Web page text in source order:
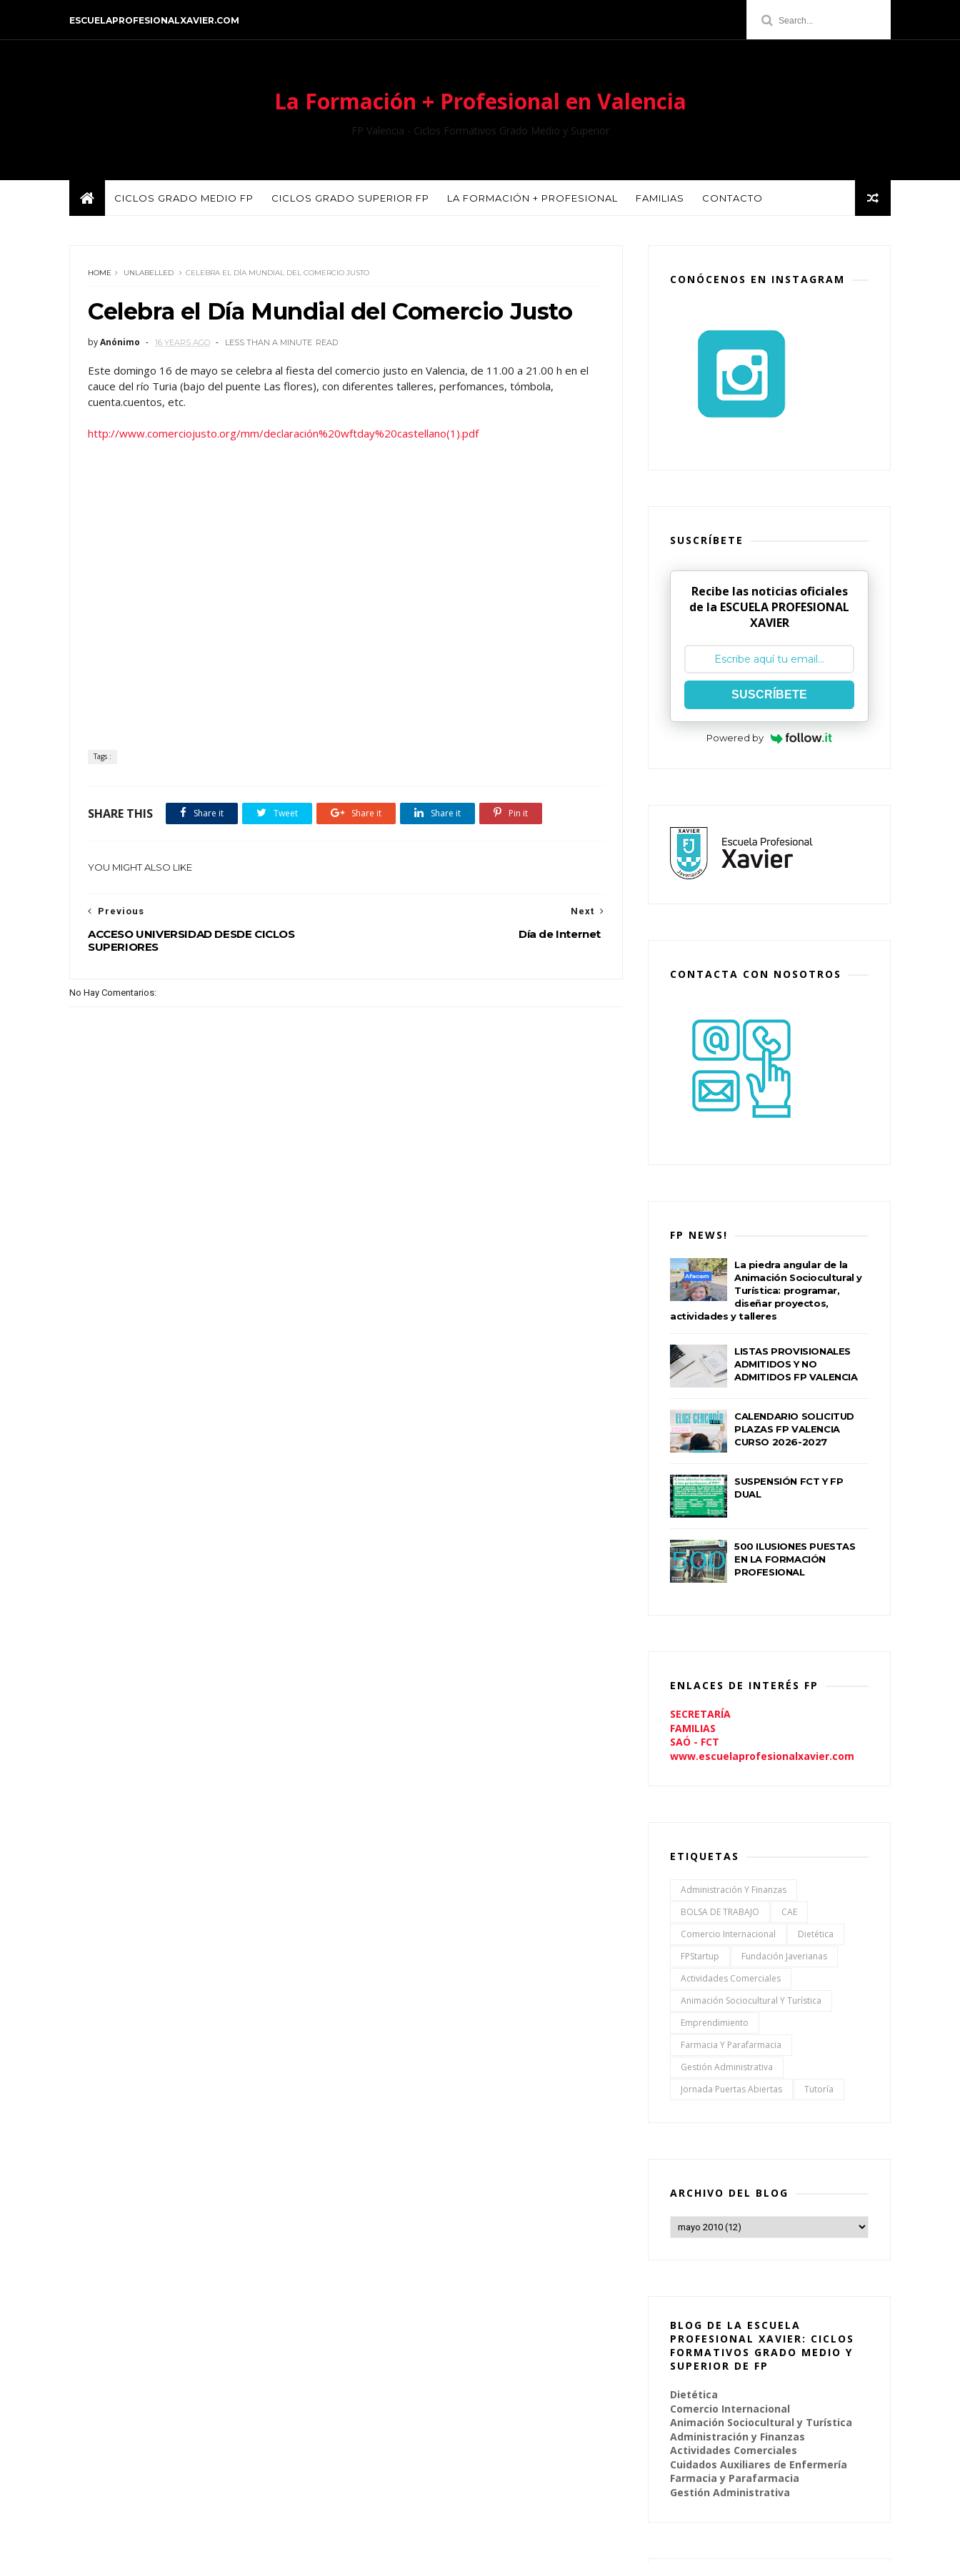
ESCUELAPROFESIONALXAVIER.COM
La Formación + Profesional en Valencia
FP Valencia - Ciclos Formativos Grado Medio y Superior
CICLOS GRADO MEDIO FP CICLOS GRADO SUPERIOR FP LA FORMACIÓN + PROFESIONAL FAMILIAS CONTACTO
HOME UNLABELLED CELEBRA EL DÍA MUNDIAL DEL COMERCIO JUSTO
Celebra el Día Mundial del Comercio Justo
byAnónimo 16 YEARS AGO LESS THAN A MINUTE READ
Este domingo 16 de mayo se celebra al fiesta del comercio justo en Valencia, de 11.00 a 21.00 h en el
cauce del río Turia (bajo del puente Las flores), con diferentes talleres, perfomances, tómbola,
cuenta.cuentos, etc.
http://www.comerciojusto.org/mm/declaración%20wftday%20castellano(1).pdf
Tags :
SHARE THIS Share it Tweet Share it Share it Pin it
YOU MIGHT ALSO LIKE
Next
Día de Internet
Previous
ACCESO UNIVERSIDAD DESDE CICLOS
SUPERIORES
No Hay Comentarios:
CONÓCENOS EN INSTAGRAM
SUSCRÍBETE
Recibe las noticias oficiales
de la ESCUELA PROFESIONAL
XAVIER
SUSCRÍBETE
Powered by
CONTACTA CON NOSOTROS
FP NEWS!
La piedra angular de la
Animación Sociocultural y
Turística: programar,
diseñar proyectos,
actividades y talleres
LISTAS PROVISIONALES
ADMITIDOS Y NO
ADMITIDOS FP VALENCIA
CALENDARIO SOLICITUD
PLAZAS FP VALENCIA
CURSO 2026-2027
SUSPENSIÓN FCT Y FP
DUAL
500 ILUSIONES PUESTAS
EN LA FORMACIÓN
PROFESIONAL
ENLACES DE INTERÉS FP
SECRETARÍA
FAMILIAS
SAÓ - FCT
www.escuelaprofesionalxavier.com
ETIQUETAS
Administración Y Finanzas
BOLSA DE TRABAJO
CAE
Comercio Internacional
Dietética
FPStartup
Fundación Javerianas
Actividades Comerciales
Animación Sociocultural Y Turística
Emprendimiento
Farmacia Y Parafarmacia
Gestión Administrativa
Jornada Puertas Abiertas
Tutoría
ARCHIVO DEL BLOG
BLOG DE LA ESCUELA
PROFESIONAL XAVIER: CICLOS
FORMATIVOS GRADO MEDIO Y
SUPERIOR DE FP
Dietética
Comercio Internacional
Animación Sociocultural y Turística
Administración y Finanzas
Actividades Comerciales
Cuidados Auxiliares de Enfermería
Farmacia y Parafarmacia
Gestión Administrativa